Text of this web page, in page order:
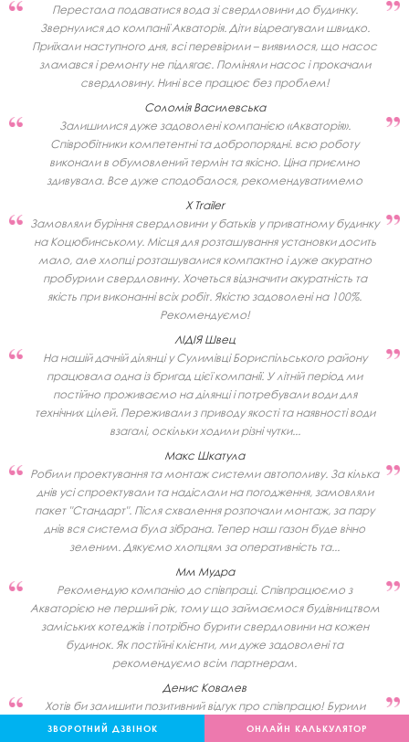
ЗВОРОТНИЙ ДЗВІНОК ОНЛАЙН КАЛЬКУЛЯТОР
Перестала подаватися вода зі свердловини до будинку.
Звернулися до компанії Акваторія. Діти відреагували швидко.
Приїхали наступного дня, всі перевірили – виявилося, що насос
зламався і ремонту не підлягає. Поміняли насос і прокачали
свердловину. Нині все працює без проблем!
Соломія Василевська
Залишилися дуже задоволені компанією «Акваторія».
Співробітники компетентні та добропорядні. всю роботу
виконали в обумовлений термін та якісно. Ціна приємно
здивувала. Все дуже сподобалося, рекомендуватимемо
X Trailer
Замовляли буріння свердловини у батьків у приватному будинку
на Коцюбинському. Місця для розташування установки досить
мало, але хлопці розташувалися компактно і дуже акуратно
пробурили свердловину. Хочеться відзначити акуратність та
якість при виконанні всіх робіт. Якістю задоволені на 100%.
Рекомендуємо!
ЛІДІЯ Швец
На нашій дачній ділянці у Сулимівці Бориспільського району
працювала одна із бригад цієї компанії. У літній період ми
постійно проживаємо на ділянці і потребували води для
технічних цілей. Переживали з приводу якості та наявності води
взагалі, оскільки ходили різні чутки...
Макс Шкатула
Робили проектування та монтаж системи автополиву. За кілька
днів усі спроектували та надіслали на погодження, замовляли
пакет "Стандарт". Після схвалення розпочали монтаж, за пару
днів вся система була зібрана. Тепер наш газон буде вічно
зеленим. Дякуємо хлопцям за оперативність та...
Мм Мудра
Рекомендую компанію до співпраці. Співпрацюємо з
Акваторією не перший рік, тому що займаємося будівництвом
заміських котеджів і потрібно бурити свердловини на кожен
будинок. Як постійні клієнти, ми дуже задоволені та
рекомендуємо всім партнерам.
Денис Ковалев
Хотів би залишити позитивний відгук про співпрацю! Бурили
свердловину у районі Гатного на 120м. Хлопці все зробили в